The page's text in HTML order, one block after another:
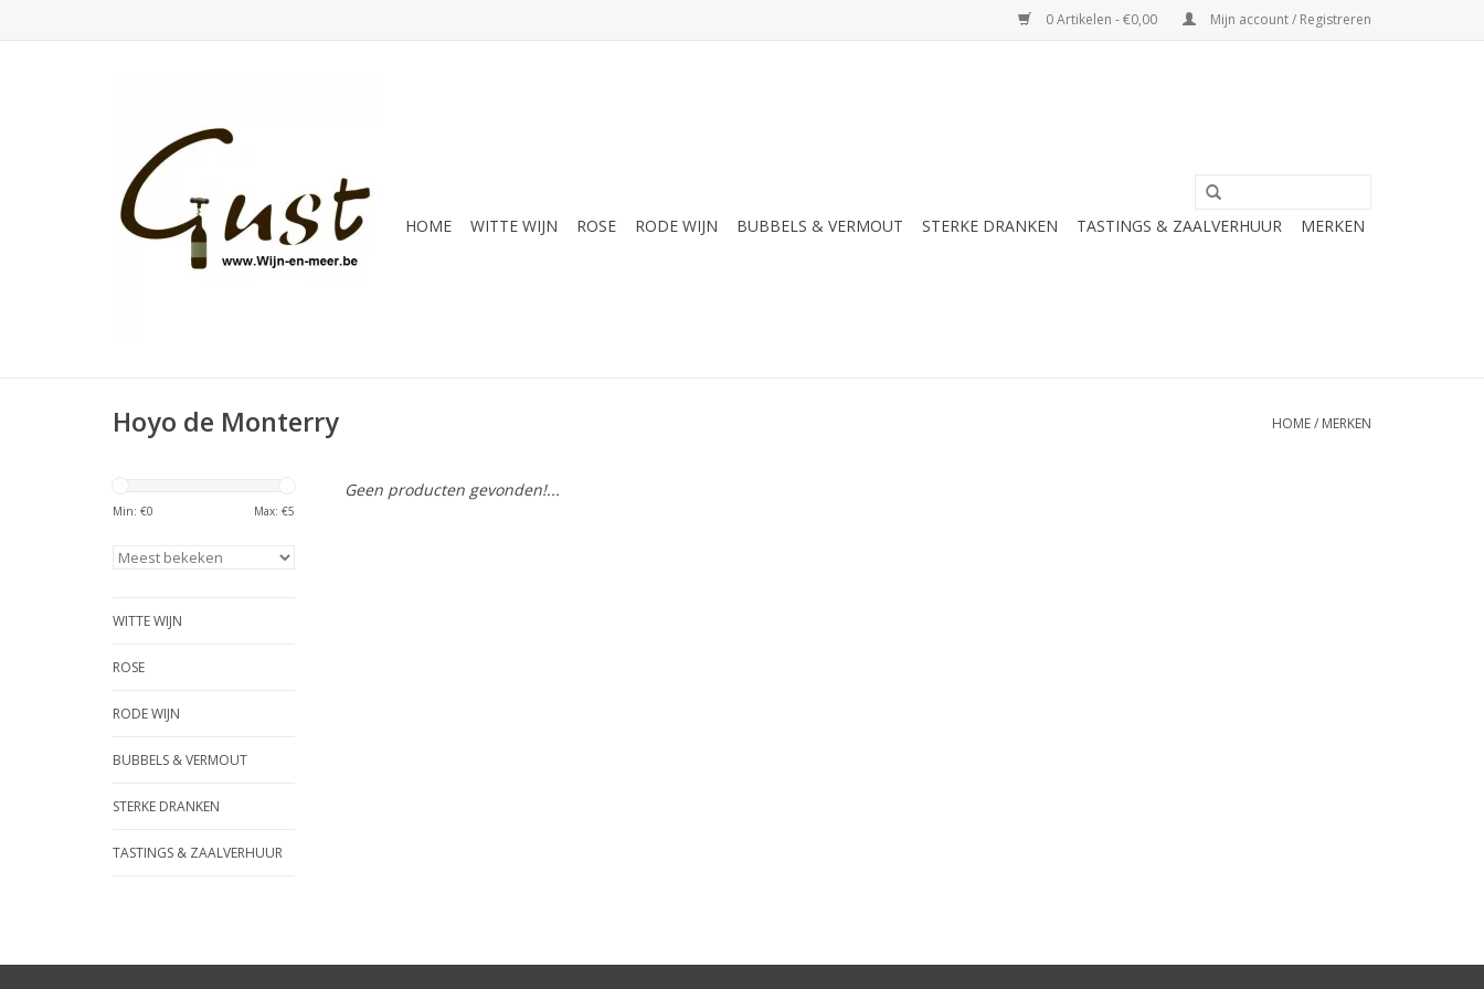
0 Artikelen - €0,00 Mijn account / Registreren
HOME WITTE WIJN ROSE RODE WIJN BUBBELS & VERMOUT STERKE DRANKEN TASTINGS & ZAALVERHUUR MERKEN
Hoyo de Monterry HOME/ MERKEN
Min: €0 Max: €5
WITTE WIJN
ROSE
RODE WIJN
BUBBELS & VERMOUT
STERKE DRANKEN
TASTINGS & ZAALVERHUUR
Geen producten gevonden!...